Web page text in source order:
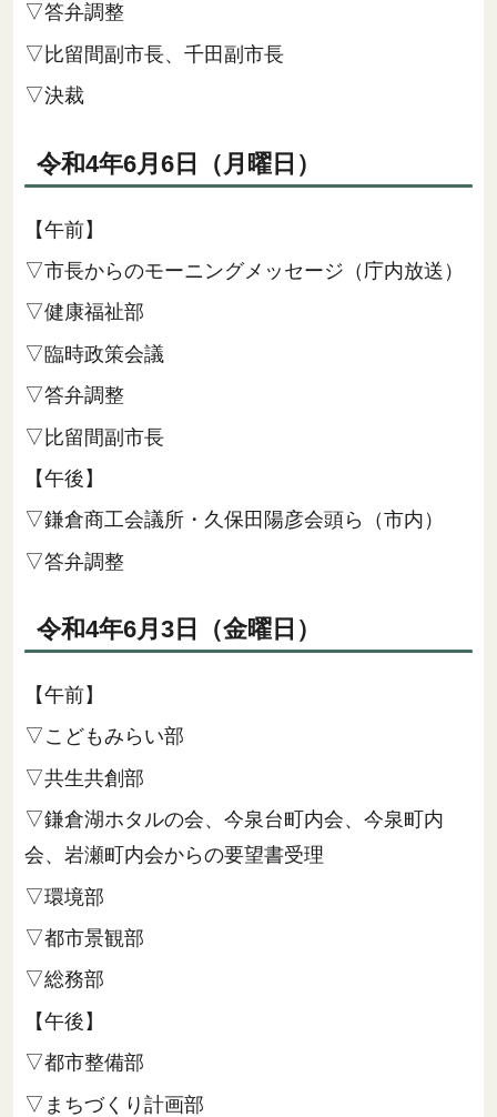
▽答弁調整
▽比留間副市長、千田副市長
▽決裁
令和4年6月6日（月曜日）
【午前】
▽市長からのモーニングメッセージ（庁内放送）
▽健康福祉部
▽臨時政策会議
▽答弁調整
▽比留間副市長
【午後】
▽鎌倉商工会議所・久保田陽彦会頭ら（市内）
▽答弁調整
令和4年6月3日（金曜日）
【午前】
▽こどもみらい部
▽共生共創部
▽鎌倉湖ホタルの会、今泉台町内会、今泉町内
会、岩瀬町内会からの要望書受理
▽環境部
▽都市景観部
▽総務部
【午後】
▽都市整備部
▽まちづくり計画部